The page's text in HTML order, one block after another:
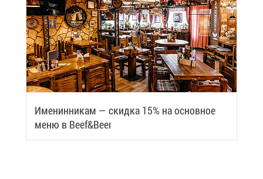
Име­нин­ни­кам — скид­ка 15% на ос­нов­ное
ме­ню в Beef&Beer